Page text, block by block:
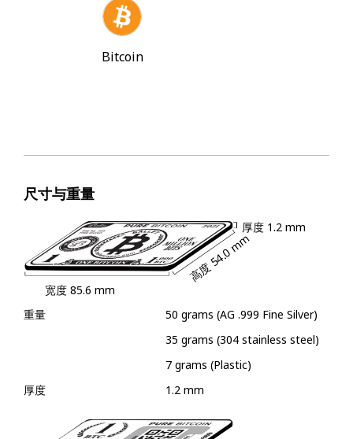
Bitcoin
尺寸与重量
宽度 85.6 mm
高度
54.0 mm
厚度1.2 mm
重量
厚度
50 grams (AG .999 Fine Silver)
35 grams (304 stainless steel)
7 grams (Plastic)
1.2 mm